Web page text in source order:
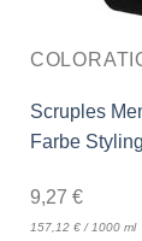
Scruples
Farbe
9,27 €
157,12 €/ 1000 ml